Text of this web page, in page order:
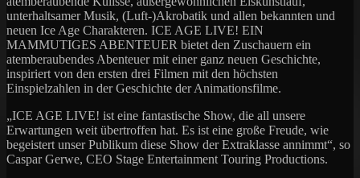
unterhaltsamer Musik, (Luft-)Akrobatik und allen bekannten und
neuen Ice Age Charakteren. ICE AGE LIVE! EIN
MAMMUTIGES ABENTEUER bietet den Zuschauern ein
atemberaubendes Abenteuer mit einer ganz neuen Geschichte,
inspiriert von den ersten drei Filmen mit den höchsten
Einspielzahlen in der Geschichte der Animationsfilme.
„ICE AGE LIVE! ist eine fantastische Show, die all unsere
Erwartungen weit übertroffen hat. Es ist eine große Freude, wie
begeistert unser Publikum diese Show der Extraklasse annimmt“, so
Caspar Gerwe, CEO Stage Entertainment Touring Productions.